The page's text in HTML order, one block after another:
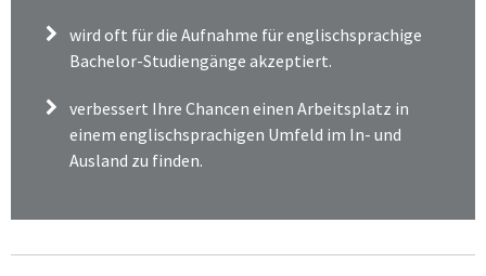
wird oft für die Aufnahme für englischsprachige
Bachelor-Studiengänge akzeptiert.
verbessert Ihre Chancen einen Arbeitsplatz in
einem englischsprachigen Umfeld im In- und
Ausland zu finden.